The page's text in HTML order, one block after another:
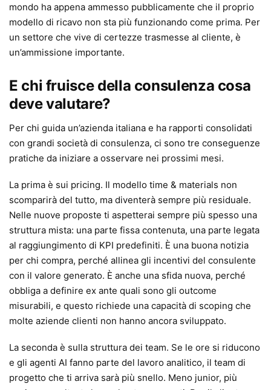
mondo ha appena ammesso pubblicamente che il proprio
modello di ricavo non sta più funzionando come prima. Per
un settore che vive di certezze trasmesse al cliente, è
un’ammissione importante.
E chi fruisce della consulenza cosa
deve valutare?
Per chi guida un’azienda italiana e ha rapporti consolidati
con grandi società di consulenza, ci sono tre conseguenze
pratiche da iniziare a osservare nei prossimi mesi.
La prima è sui pricing. Il modello time & materials non
scomparirà del tutto, ma diventerà sempre più residuale.
Nelle nuove proposte ti aspetterai sempre più spesso una
struttura mista: una parte fissa contenuta, una parte legata
al raggiungimento di KPI predefiniti. È una buona notizia
per chi compra, perché allinea gli incentivi del consulente
con il valore generato. È anche una sfida nuova, perché
obbliga a definire ex ante quali sono gli outcome
misurabili, e questo richiede una capacità di scoping che
molte aziende clienti non hanno ancora sviluppato.
La seconda è sulla struttura dei team. Se le ore si riducono
e gli agenti AI fanno parte del lavoro analitico, il team di
progetto che ti arriva sarà più snello. Meno junior, più